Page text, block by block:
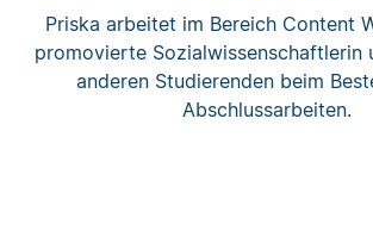
Priska arbeitet im Bereich Content
promovierte Sozialwissenschaftlerin
anderen Studierenden beim
Abschlussarbeiten.